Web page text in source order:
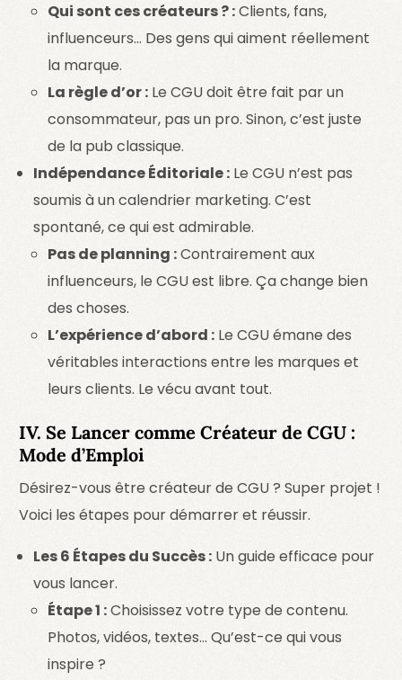
Qui sont ces créateurs ? :Clients, fans,
influenceurs… Des gens qui aiment réellement
la marque.
La règle d’or : Le CGU doit être fait par un
consommateur, pas un pro. Sinon, c’est juste
de la pub classique.
Indépendance Éditoriale : Le CGU n’est pas
soumis à un calendrier marketing. C’est
spontané, ce qui est admirable.
Pas de planning :Contrairement aux
influenceurs, le CGU est libre. Ça change bien
des choses.
L’expérience d’abord : Le CGU émane des
véritables interactions entre les marques et
leurs clients. Le vécu avant tout.
IV. Se Lancer comme Créateur de CGU :
Mode d’Emploi
Désirez-vous être créateur de CGU ? Super projet !
Voici les étapes pour démarrer et réussir.
Les 6 Étapes du Succès : Un guide efficace pour
vous lancer.
Étape 1 :Choisissez votre type de contenu.
Photos, vidéos, textes… Qu’est-ce qui vous
inspire ?